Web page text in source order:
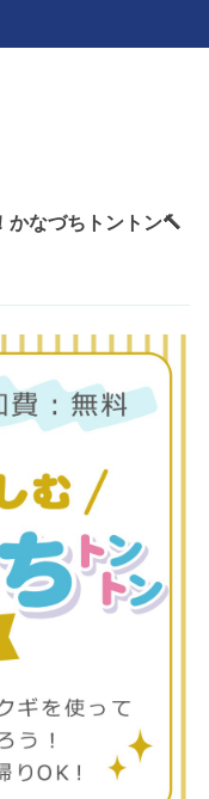
かなづちトントン🔨